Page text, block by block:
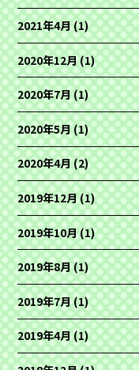
2021年4月(1)
2020年12月(1)
2020年7月(1)
2020年5月(1)
2020年4月(2)
2019年12月(1)
2019年10月(1)
2019年8月(1)
2019年7月(1)
2019年4月(1)